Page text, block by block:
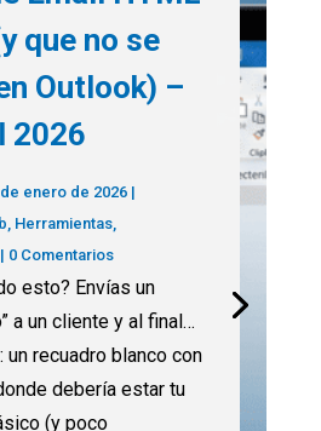
que no se
Outlook) –
2026
enero de 2026 |
Herramientas
| 0 Comentarios
esto? Envías un
a un cliente y al final…
un recuadro blanco con
debería estar tu
(y poco
IA 19 julio
robotaxis y
de la inteligencia
evolucionando a gran